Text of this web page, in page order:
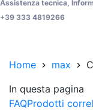
Assistenza tecnica,
+39 333 4819266
Home max
In questa pagina
FAQProdotti